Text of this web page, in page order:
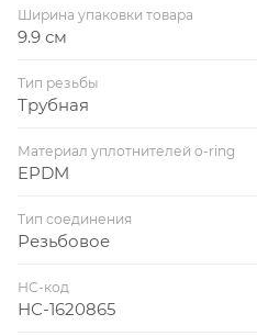
Ширина упаковки товара
9.9 см
Тип резьбы
Трубная
Материал уплотнителей o-ring
EPDM
Тип соединения
Резьбовое
НС-код
НС-1620865